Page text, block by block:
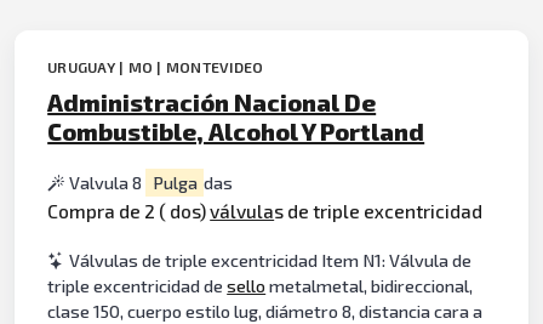
URUGUAY | MO | MONTEVIDEO
Administración Nacional De
Combustible, Alcohol Y Portland
Valvula 8 Pulga das
Compra de 2 ( dos)válvulas de triple excentricidad
Válvulas de triple excentricidad Item N1: Válvula de
triple excentricidad desellometalmetal, bidireccional,
clase 150, cuerpo estilo lug, diámetro 8, distancia cara a